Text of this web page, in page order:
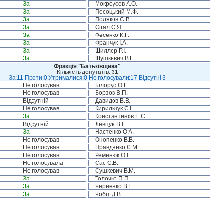
За Мокроусов А.О.
За Песоцький М.Ф.
За Поляков С.В.
За Сігал Є.Я.
За Фесенко К.Г.
За Франчук І.А.
За Шиллер Р.І.
За Шушкевич В.Г.
Фракція "Батьківщина"
Кількість депутатів: 31
За:11 Проти:0 Утрималися:0 Не голосували:17 Відсутні:3
Не голосував Білорус О.Г.
Не голосував Борзов В.П.
Відсутній Давидов В.В.
Не голосував Кирильчук Є.І.
За Константинов Е.С.
Відсутній Левцун В.І.
За Настенко О.А.
Не голосував Онопенко В.В.
Не голосував Правденко С.М.
Не голосував Ременюк О.І.
Не голосувала Сас С.В.
Не голосував Сушкевич В.М.
За Толочко П.П.
За Черненко В.Г.
За Чобіт Д.В.